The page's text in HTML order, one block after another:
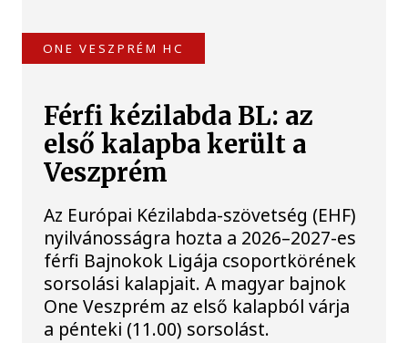
ONE VESZPRÉM HC
Férfi kézilabda BL: az
első kalapba került a
Veszprém
Az Európai Kézilabda-szövetség (EHF)
nyilvánosságra hozta a 2026–2027-es
férfi Bajnokok Ligája csoportkörének
sorsolási kalapjait. A magyar bajnok
One Veszprém az első kalapból várja
a pénteki (11.00) sorsolást.